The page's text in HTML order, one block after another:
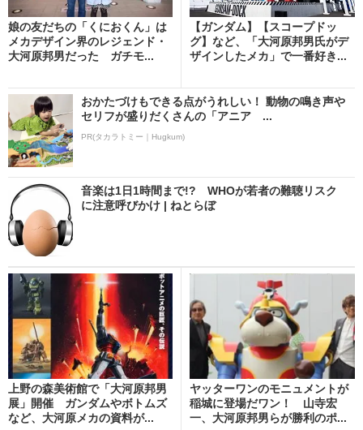
娘の友だちの「くにおくん」は
メカデザイン界のレジェンド・
大河原邦男だった ガチモ...
【ガンダム】【スコープドッ
グ】など、「大河原邦男氏がデ
ザインしたメカ」で一番好き...
おかたづけもできる点がうれしい！ 動物の鳴き声や
セリフが盛りだくさんの「アニア ...
PR(タカラトミー｜Hugkum)
音楽は1日1時間まで!? WHOが若者の難聴リスク
に注意呼びかけ | ねとらぼ
上野の森美術館で「大河原邦男
展」開催 ガンダムやボトムズ
など、大河原メカの資料が...
ヤッターワンのモニュメントが
稲城に登場だワン！ 山寺宏
一、大河原邦男らが勝利のポ...